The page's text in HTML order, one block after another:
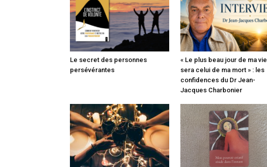
Le secret des personnes
persévérantes
« Le plus beau jour de ma vie
sera celui de ma mort » : les
confidences du Dr Jean-
Jacques Charbonier